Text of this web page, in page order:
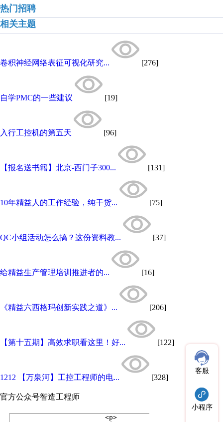
热门招聘
相关主题
卷积神经网络表征可视化研究... [276]
自学PMC的一些建议 [19]
入行工控机的第五天 [96]
【报名送书籍】北京-西门子300... [131]
10年精益人的工作经验，纯干货... [75]
QC小组活动怎么搞？这份资料教... [37]
给精益生产管理培训推进者的... [16]
《精益六西格玛创新实践之道》... [206]
【第十五期】高效求职看这里！好... [122]
1212 【万泉河】工控工程师的电... [328]
官方公众号智造工程师
客服
小程序